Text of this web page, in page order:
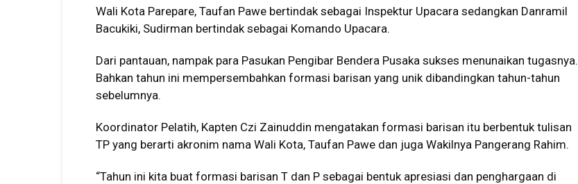
Wali Kota Parepare, Taufan Pawe bertindak sebagai Inspektur Upacara sedangkan Danramil
Bacukiki, Sudirman bertindak sebagai Komando Upacara.
Dari pantauan, nampak para Pasukan Pengibar Bendera Pusaka sukses menunaikan tugasnya.
Bahkan tahun ini mempersembahkan formasi barisan yang unik dibandingkan tahun-tahun
sebelumnya.
Koordinator Pelatih, Kapten Czi Zainuddin mengatakan formasi barisan itu berbentuk tulisan
TP yang berarti akronim nama Wali Kota, Taufan Pawe dan juga Wakilnya Pangerang Rahim.
“Tahun ini kita buat formasi barisan T dan P sebagai bentuk apresiasi dan penghargaan di